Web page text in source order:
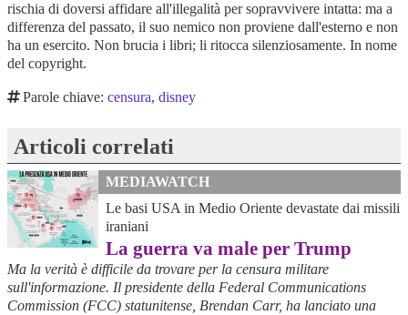
rischia di doversi affidare all'illegalità per sopravvivere intatta: ma a
differenza del passato, il suo nemico non proviene dall'esterno e non
ha un esercito. Non brucia i libri; li ritocca silenziosamente. In nome
del copyright.
Parole chiave:censura,disney
Articoli correlati
MEDIAWATCH
Le basi USA in Medio Oriente devastate dai missili
iraniani
La guerra va male per Trump
Ma la verità è difficile da trovare per la censura militare
sull'informazione. Il presidente della Federal Communications
Commission (FCC) statunitense, Brendan Carr, ha lanciato una